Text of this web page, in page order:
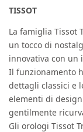
TISSOT
La famiglia Tissot
un tocco di
innovativa con un
Il funzionamento
dettagli classici e
elementi di
gentilmente
Gli orologi Tissot